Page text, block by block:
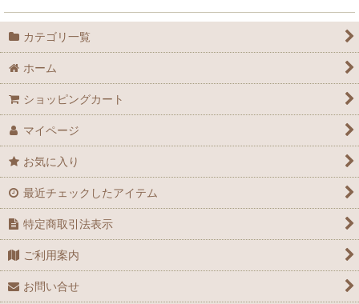
カテゴリ一覧
ホーム
ショッピングカート
マイページ
お気に入り
最近チェックしたアイテム
特定商取引法表示
ご利用案内
お問い合せ